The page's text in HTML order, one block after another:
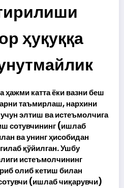
ҳуқуққа
катта ёки вазни беш
таъмирлаш, нархини
элтиш ва истеъмолчига
сотувчининг (ишлаб
ва унинг ҳисобидан
қўйилган. Ушбу
истеъмолчининг
олиб кетиш билан
(ишлаб чиқарувчи)